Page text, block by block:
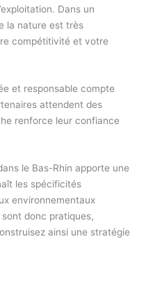
Dans un
la nature est très
compétitivité et votre
et responsable compte
attendent des
renforce leur confiance
le Bas-Rhin apporte une
les spécificités
environnementaux
donc pratiques,
ainsi une stratégie